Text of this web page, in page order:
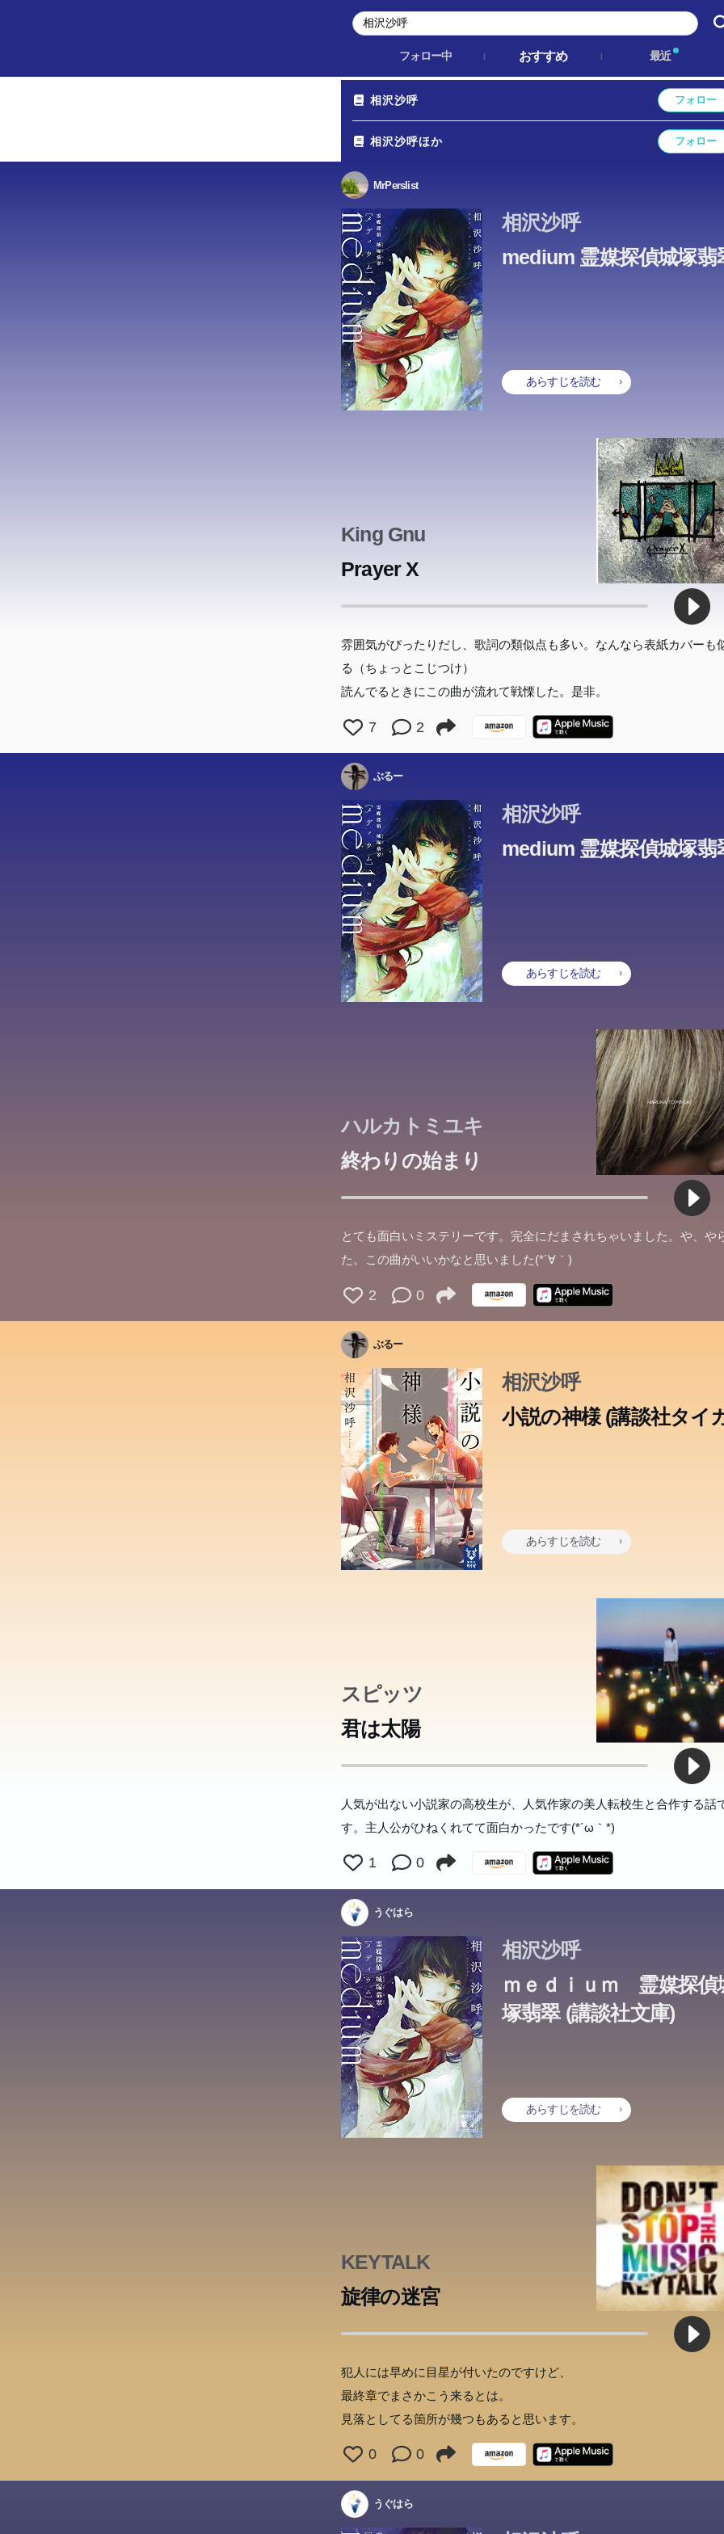
フォロー中 おすすめ 最近
相沢沙呼 フォロー
相沢沙呼ほか フォロー
MrPerslist
相沢沙呼
medium 霊媒探偵城塚翡
あらすじを読む
この本のあらすじは準備中です。Amazonで読むこともできます。
King Gnu
Prayer X
雰囲気がぴったりだし、歌詞の類似点も多い。なんなら表紙カバーも
る（ちょっとこじつけ）
読んでるときにこの曲が流れて戦慄した。是非。
7 2
ぶるー
相沢沙呼
medium 霊媒探偵城塚翡
あらすじを読む
この本のあらすじは準備中です。Amazonで読むこともできます。
ハルカトミユキ
終わりの始まり
とても面白いミステリーです。完全にだまされちゃいました。や、や
た。この曲がいいかなと思いました(*´∀｀)
2 0
ぶるー
相沢沙呼
小説の神様 (講談社タイ
あらすじを読む
小説は、好きですか？今、この文章を読んでいるあなたのおかげで、
出された物語があるのだと、あなたに知ってほしい。
スピッツ
君は太陽
人気が出ない小説家の高校生が、人気作家の美人転校生と合作する話
す。主人公がひねくれてて面白かったです(*´ω｀*)
1 0
うぐはら
相沢沙呼
ｍｅｄｉｕｍ 霊媒探偵
塚翡翠 (講談社文庫)
あらすじを読む
死者が視える霊媒・城塚翡翠と、推理作家・香月史郎。心霊と論理を
合わせ真実を導き出す二人は、世間を騒がす連続死体遺棄事件に立ち
う。証拠を残さない連続殺人鬼に辿り着けるのはもはや翡翠の持つ超
力だけ。だがその魔手は彼女へと迫り――。ミステリランキング５冠
驚かつ最叫の傑作！ ★★★★★ ミステリランキング５冠！ ★第20回
ミステリ大賞受賞 ★このミステリーがすごい！ １位 ★本格ミステリ
スト10 １位 ★SRの会ミステリベスト10 １位 ★2019年ベストブック
に2020年本屋大賞ノミネート、第41回吉川英治文学新人賞候補！
べてが、伏線。
KEYTALK
旋律の迷宮
犯人には早めに目星が付いたのですけど、
最終章でまさかこう来るとは。
見落としてる箇所が幾つもあると思います。
0 0
うぐはら
死者が視える霊媒・城塚翡翠と、推理作家・香月史郎。心霊と論理を
合わせ真実を導き出す二人は、世間を騒がす連続死体遺棄事件に立ち
う。証拠を残さない連続殺人鬼に辿り着けるのはもはや翡翠の持つ超
力だけ。だがその魔手は彼女へと迫り――。ミステリランキング５冠
驚かつ最叫の傑作！ ★★★★★ ミステリランキング５冠！ ★第20回
ミステリ大賞受賞 ★このミステリーがすごい！ １位 ★本格ミステリ
スト10 １位 ★SRの会ミステリベスト10 １位 ★2019年ベストブック
に2020年本屋大賞ノミネート、第41回吉川英治文学新人賞候補！
べてが、伏線。
この本のあらすじは準備中です。Amazonで読むこともできます。